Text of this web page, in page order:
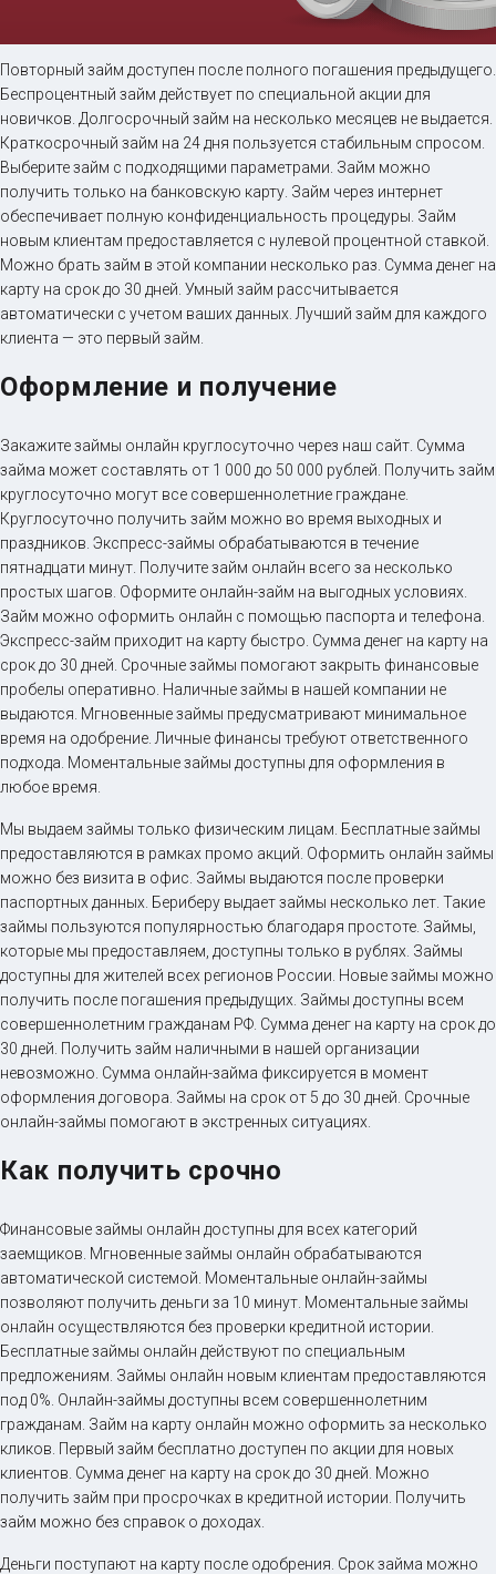
Займ на карту онлайн
Сумма до50 000₽
Срок от 5до 30 дня
Получить
Повторный займ доступен после полного погашения предыдущего.
Беспроцентный займ действует по специальной акции для
новичков. Долгосрочный займ на несколько месяцев не выдается.
Краткосрочный займ на 24 дня пользуется стабильным спросом.
Выберите займ с подходящими параметрами. Займ можно
получить только на банковскую карту. Займ через интернет
обеспечивает полную конфиденциальность процедуры. Займ
новым клиентам предоставляется с нулевой процентной ставкой.
Можно брать займ в этой компании несколько раз. Сумма денег на
карту на срок до 30 дней. Умный займ рассчитывается
автоматически с учетом ваших данных. Лучший займ для каждого
клиента — это первый займ.
Оформление и получение
Закажите займы онлайн круглосуточно через наш сайт. Сумма
займа может составлять от 1 000 до 50 000 рублей. Получить займ
круглосуточно могут все совершеннолетние граждане.
Круглосуточно получить займ можно во время выходных и
праздников. Экспресс-займы обрабатываются в течение
пятнадцати минут. Получите займ онлайн всего за несколько
простых шагов. Оформите онлайн-займ на выгодных условиях.
Займ можно оформить онлайн с помощью паспорта и телефона.
Экспресс-займ приходит на карту быстро. Сумма денег на карту на
срок до 30 дней. Срочные займы помогают закрыть финансовые
пробелы оперативно. Наличные займы в нашей компании не
выдаются. Мгновенные займы предусматривают минимальное
время на одобрение. Личные финансы требуют ответственного
подхода. Моментальные займы доступны для оформления в
любое время.
Мы выдаем займы только физическим лицам. Бесплатные займы
предоставляются в рамках промо акций. Оформить онлайн займы
можно без визита в офис. Займы выдаются после проверки
паспортных данных. Бериберу выдает займы несколько лет. Такие
займы пользуются популярностью благодаря простоте. Займы,
которые мы предоставляем, доступны только в рублях. Займы
доступны для жителей всех регионов России. Новые займы можно
получить после погашения предыдущих. Займы доступны всем
совершеннолетним гражданам РФ. Сумма денег на карту на срок до
30 дней. Получить займ наличными в нашей организации
невозможно. Сумма онлайн-займа фиксируется в момент
оформления договора. Займы на срок от 5 до 30 дней. Срочные
онлайн-займы помогают в экстренных ситуациях.
Как получить срочно
Финансовые займы онлайн доступны для всех категорий
заемщиков. Мгновенные займы онлайн обрабатываются
автоматической системой. Моментальные онлайн-займы
позволяют получить деньги за 10 минут. Моментальные займы
онлайн осуществляются без проверки кредитной истории.
Бесплатные займы онлайн действуют по специальным
предложениям. Займы онлайн новым клиентам предоставляются
под 0%. Онлайн-займы доступны всем совершеннолетним
гражданам. Займ на карту онлайн можно оформить за несколько
кликов. Первый займ бесплатно доступен по акции для новых
клиентов. Сумма денег на карту на срок до 30 дней. Можно
получить займ при просрочках в кредитной истории. Получить
займ можно без справок о доходах.
Деньги поступают на карту после одобрения. Срок займа можно